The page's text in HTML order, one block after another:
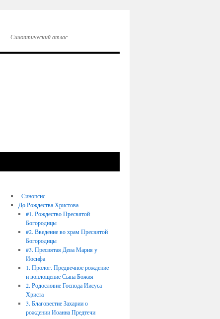
Синоптический атлас
_Синопсис
До Рождества Христова
#1. Рождество Пресвятой
Богородицы
#2. Введение во храм Пресвятой
Богородицы
#3. Пресвятая Дева Мария у
Иосифа
1. Пролог. Предвечное рождение
и воплощение Сына Божия
2. Родословие Господа Иисуса
Христа
3. Благовестие Захарии о
рождении Иоанна Предтечи